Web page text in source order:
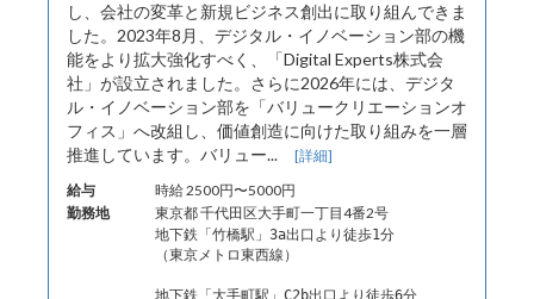
し、会社の変革と新規ビジネス創出に取り組んできま
した。2023年8月、デジタル・イノベーション部の機
能をより拡大強化すべく、「Digital Experts株式会
社」が設立されました。さらに2026年には、デジタ
ル・イノベーション部を「バリュークリエーションオ
フィス」へ改組し、価値創造に向けた取り組みを一層
推進しています。バリュー... [詳細]
給与
時給 2500円〜5000円
勤務地
東京都 千代田区大手町一丁目4番2号
地下鉄「竹橋駅」3a出口より徒歩1分
（東京メトロ東西線）